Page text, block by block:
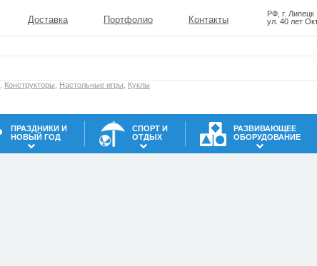
Доставка Портфолио Контакты
РФ, г. Липецк
ул. 40 лет
Конструкторы Настольные игры Куклы
ПРАЗДНИКИ И
НОВЫЙ ГОД
СПОРТ И
ОТДЫХ
РАЗВИВАЮЩЕЕ
ОБОРУДОВАНИЕ